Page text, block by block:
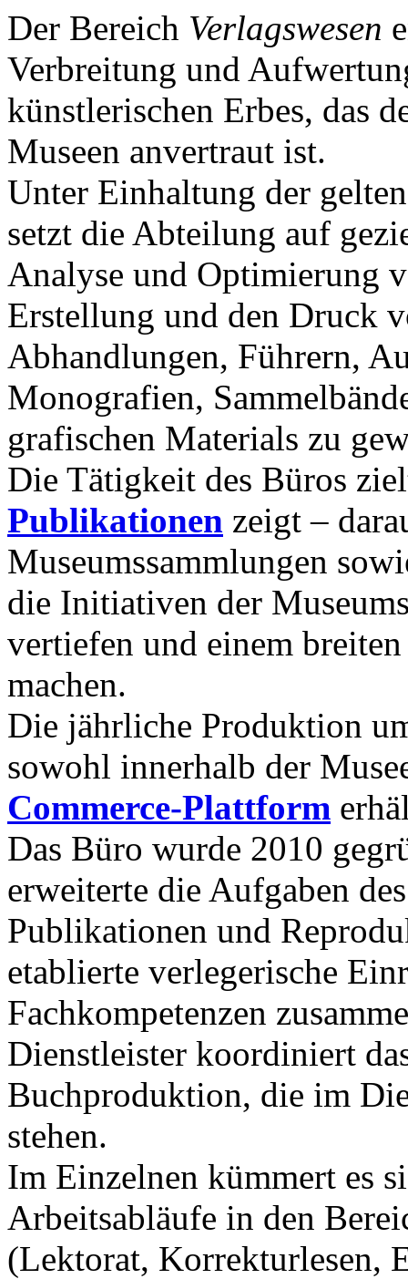
Der Bereich Verlagswesen
Verbreitung und
künstlerischen Erbes, das
Museen anvertraut ist.
Unter Einhaltung der
setzt die Abteilung auf
Analyse und Optimierung
Erstellung und den Druck
Abhandlungen, Führern,
Monografien,
grafischen Materials zu
Die Tätigkeit des Büros
Publikationen zeigt –
Museumssammlungen
die Initiativen der
vertiefen und einem
machen.
Die jährliche Produktion
sowohl innerhalb der
Commerce-Plattform
Das Büro wurde 2010
erweiterte die Aufgaben
Publikationen und
etablierte verlegerische
Fachkompetenzen
Dienstleister koordiniert
Buchproduktion, die im
stehen.
Im Einzelnen kümmert es
Arbeitsabläufe in den
(Lektorat, Korrekturlesen,